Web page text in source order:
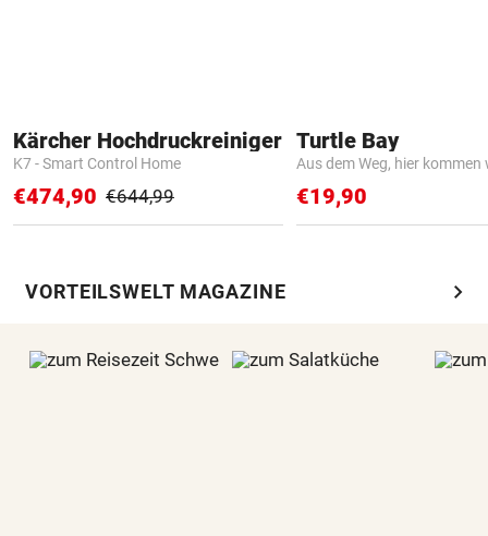
Kärcher Hochdruckreiniger
K7 - Smart Control Home
€474,90 €644,99
Turtle Bay
Aus dem Weg, hier kommen
€19,90
VORTEILSWELT MAGAZINE chevron_right